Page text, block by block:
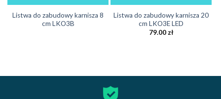
Listwa do zabudowy karnisza 8
cm LKO3B
Listwa do zabudowy karnisza 20
cm LKO3E LED
79.00 zł